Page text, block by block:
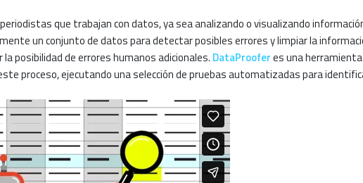
que trabajan con datos, ya sea analizando o visualizando
un conjunto de datos para detectar posibles errores y limpiar la
posibilidad de errores humanos adicionales. DataProoferes una
proceso, ejecutando una selección de pruebas automatizadas para